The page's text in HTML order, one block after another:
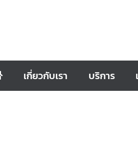
เกี่ยวกับเรา บริการ